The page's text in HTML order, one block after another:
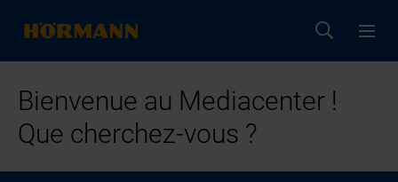
Bienvenue au Mediacenter !
Que cherchez-vous ?